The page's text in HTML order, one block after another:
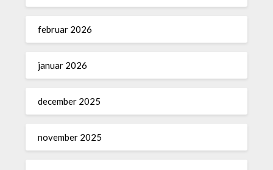
februar 2026
januar 2026
december 2025
november 2025